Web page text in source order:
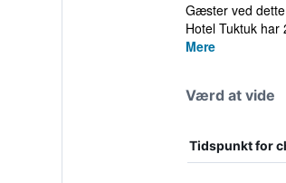
Gæster ved
Hotel Tuktuk
Mere
Værd at vide
Tidspunkt for